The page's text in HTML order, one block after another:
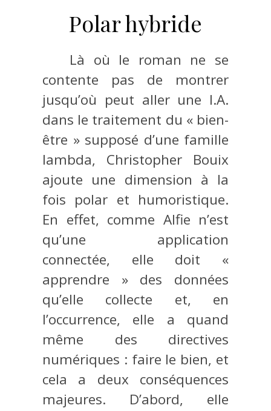
Polar hybride
Là où le roman ne se
contente pas de montrer
jusqu’où peut aller une I.A.
dans le traitement du « bien-
être » supposé d’une famille
lambda, Christopher Bouix
ajoute une dimension à la
fois polar et humoristique.
En effet, comme Alfie n’est
qu’une application
connectée, elle doit «
apprendre » des données
qu’elle collecte et, en
l’occurrence, elle a quand
même des directives
numériques : faire le bien, et
cela a deux conséquences
majeures. D’abord, elle